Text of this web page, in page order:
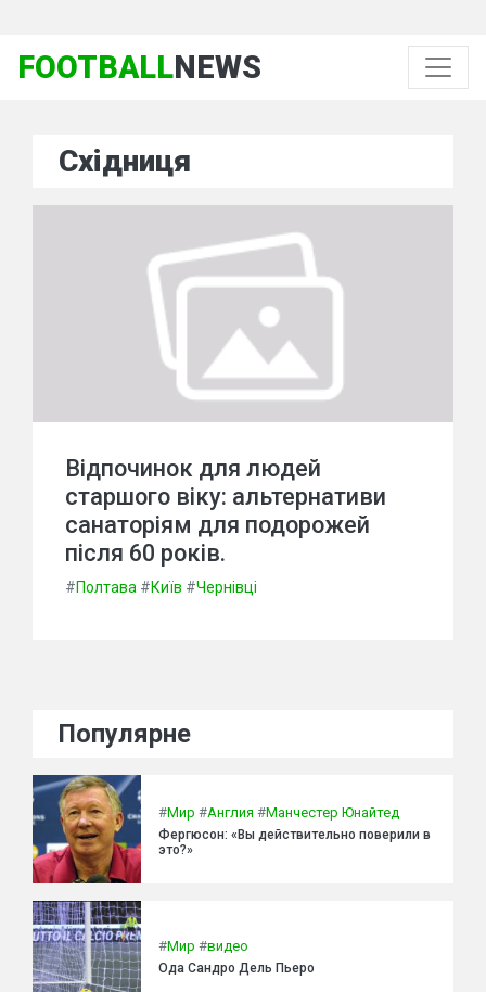
FOOTBALLNEWS
Східниця
Відпочинок для людей
старшого віку: альтернативи
санаторіям для подорожей
після 60 років.
#Полтава #Київ #Чернівці
Популярне
#Мир #Англия #Манчестер Юнайтед
Фергюсон: «Вы действительно поверили в
это?»
#Мир #видео
Ода Сандро Дель Пьеро